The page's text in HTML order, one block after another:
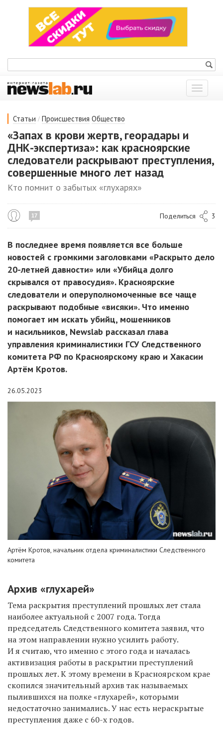
Показать
меню
Статьи / Происшествия Общество
«Запах в крови жертв, георадары и
ДНК-экспертиза»: как красноярские
следователи раскрывают преступления,
совершенные много лет назад
Кто помнит о забытых «глухарях»
17 Поделиться 3
В последнее время появляется все больше
новостей с громкими заголовками «Раскрыто дело
20-летней давности» или «Убийца долго
скрывался от правосудия». Красноярские
следователи и оперуполномоченные все чаще
раскрывают подобные «висяки». Что именно
помогает им искать убийц, мошенников
и насильников, Newslab рассказал глава
управления криминалистики ГСУ Следственного
комитета РФ по Красноярскому краю и Хакасии
Артём Кротов.
26.05.2023
Артём Кротов, начальник отдела криминалистики Следственного
комитета
Архив «глухарей»
Тема раскрытия преступлений прошлых лет стала
наиболее актуальной с 2007 года. Тогда
председатель Следственного комитета заявил, что
на этом направлении нужно усилить работу.
И я считаю, что именно с этого года и началась
активизация работы в раскрытии преступлений
прошлых лет. К этому времени в Красноярском крае
скопился значительный архив так называемых
пылившихся на полке «глухарей», которыми
недостаточно занимались. У нас есть нераскрытые
преступления даже с 60-х годов.